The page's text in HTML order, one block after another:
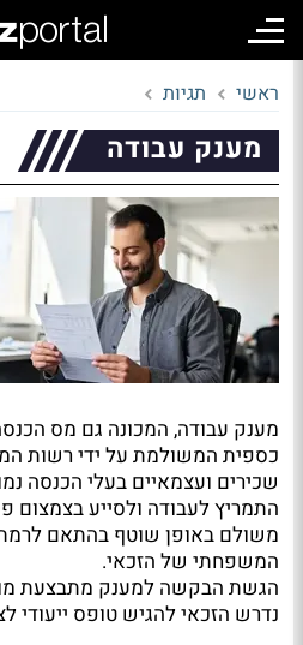
ראשי תגיות
מענק עבודה
מענק עבודה, המכונה גם מס
כספית המשולמת על ידי רשות
שכירים ועצמאיים בעלי הכנסה
התמריץ לעבודה ולסייע בצמצום
משולם באופן שוטף בהתאם
המשפחתי של הזכאי.
הגשת הבקשה למענק מתבצעת
נדרש הזכאי להגיש טופס ייעודי